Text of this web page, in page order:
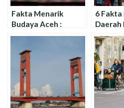
Fakta Menarik
Budaya Aceh :
Mengenal Rumah
Khas
6
Daerah
Provinsi